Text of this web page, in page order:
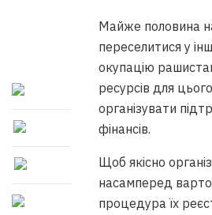
Майже половина
переселитися у
окупацію
ресурсів для
організувати
фінансів.
Щоб якісно
насамперед варто
процедура їх